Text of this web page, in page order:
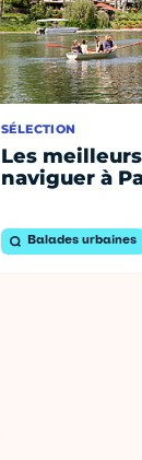
SÉLECTION
Les
naviguer à
Balades urbaines